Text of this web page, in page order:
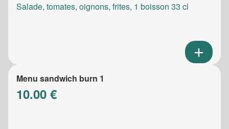
Salade, tomates, oignons, frites, 1 boisson 33 cl
Menu sandwich burn 1
10.00 €